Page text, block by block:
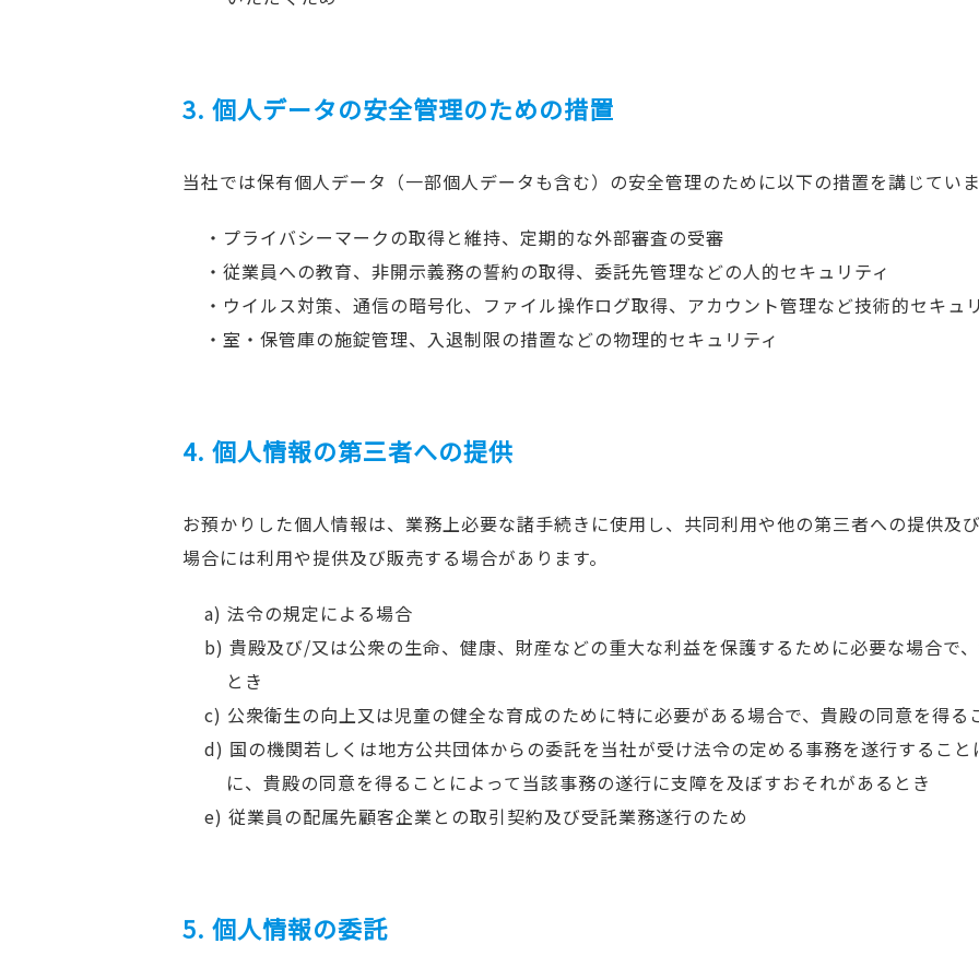
3. 個人データの安全管理のための措置
当社では保有個人データ（一部個人データも含む）の安全管理のために以下の措置を講じていま
・プライバシーマークの取得と維持、定期的な外部審査の受審
・従業員への教育、非開示義務の誓約の取得、委託先管理などの人的セキュリティ
・ウイルス対策、通信の暗号化、ファイル操作ログ取得、アカウント管理など技術的セキュ
・室・保管庫の施錠管理、入退制限の措置などの物理的セキュリティ
4. 個人情報の第三者への提供
お預かりした個人情報は、業務上必要な諸手続きに使用し、共同利用や他の第三者への提供及
場合には利用や提供及び販売する場合があります。
a) 法令の規定による場合
b) 貴殿及び/又は公衆の生命、健康、財産などの重大な利益を保護するために必要な場合で
とき
c) 公衆衛生の向上又は児童の健全な育成のために特に必要がある場合で、貴殿の同意を得る
d) 国の機関若しくは地方公共団体からの委託を当社が受け法令の定める事務を遂行するこ
に、貴殿の同意を得ることによって当該事務の遂行に支障を及ぼすおそれがあるとき
e) 従業員の配属先顧客企業との取引契約及び受託業務遂行のため
5. 個人情報の委託